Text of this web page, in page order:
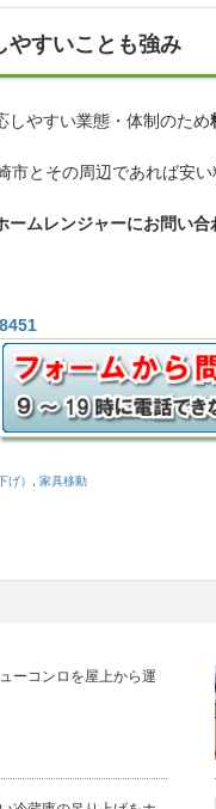
やすいことも強み
しやすい業態・体制のため
市とその周辺であれば安い
ームレンジャーにお問い合
げ） 家具移動
ーコンロを屋上から運